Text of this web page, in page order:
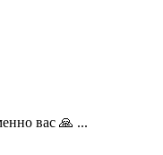
вас 🙏 ...